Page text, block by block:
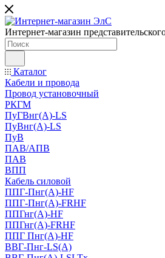
Интернет-магазин
Каталог
Кабели и провода
Провод установочный
РКГМ
ПуГВнг(А)-LS
ПуВнг(А)-LS
ПуВ
ПАВ/АПВ
ПАВ
ВПП
Кабель силовой
ППГ-Пнг(А)-HF
ППГ-Пнг(А)-FRHF
ППГнг(А)-HF
ППГнг(А)-FRHF
ППГ Пнг(А)-HF
ВВГ-Пнг-LS(А)